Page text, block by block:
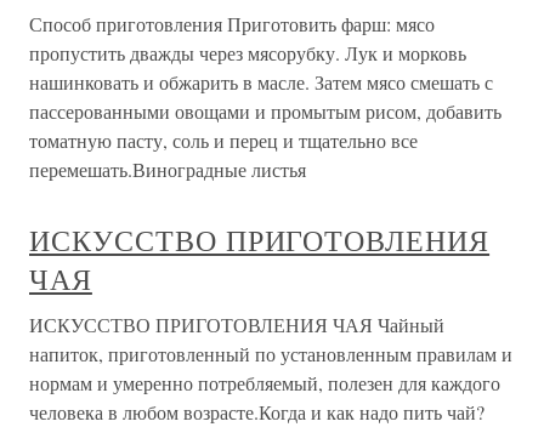
Способ приготовления Приготовить фарш: мясо
пропустить дважды через мясорубку. Лук и морковь
нашинковать и обжарить в масле. Затем мясо смешать с
пассерованными овощами и промытым рисом, добавить
томатную пасту, соль и перец и тщательно все
перемешать.Виноградные листья
ИСКУССТВО ПРИГОТОВЛЕНИЯ
ЧАЯ
ИСКУССТВО ПРИГОТОВЛЕНИЯ ЧАЯ Чайный
напиток, приготовленный по установленным правилам и
нормам и умеренно потребляемый, полезен для каждого
человека в любом возрасте.Когда и как надо пить чай?